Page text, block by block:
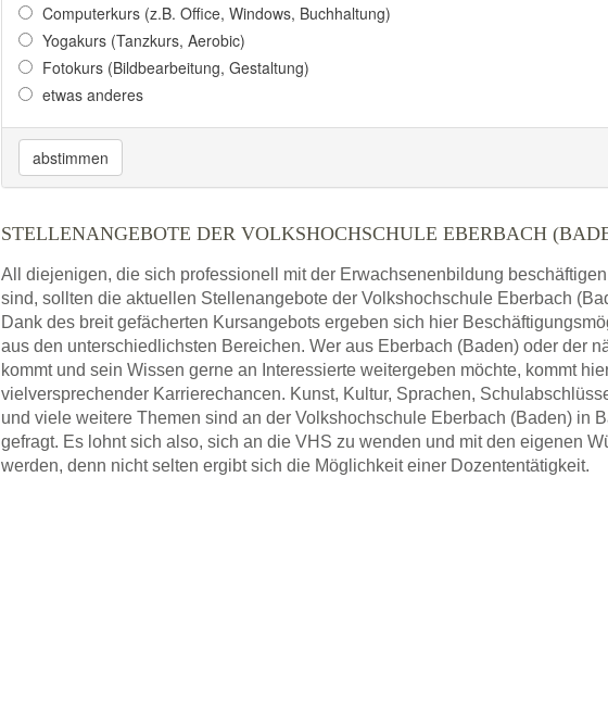
Computerkurs (z.B. Office, Windows, Buchhaltung)
Yogakurs (Tanzkurs, Aerobic)
Fotokurs (Bildbearbeitung, Gestaltung)
etwas anderes
abstimmen
STELLENANGEBOTE DER VOLKSHOCHSCHULE EBERBACH
All diejenigen, die sich professionell mit der Erwachsenenbildung
sind, sollten die aktuellen Stellenangebote der Volkshochschule Eberbach
Dank des breit gefächerten Kursangebots ergeben sich hier
aus den unterschiedlichsten Bereichen. Wer aus Eberbach (Baden) oder der
kommt und sein Wissen gerne an Interessierte weitergeben möchte, kommt
vielversprechender Karrierechancen. Kunst, Kultur, Sprachen,
und viele weitere Themen sind an der Volkshochschule Eberbach (Baden) in
gefragt. Es lohnt sich also, sich an die VHS zu wenden und mit den eigenen
werden, denn nicht selten ergibt sich die Möglichkeit einer Dozententätigkeit.